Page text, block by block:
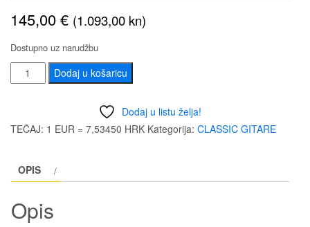
145,00€ (1.093,00 kn)
Dostupno uz narudžbu
CLASSIC
SET
VGS
Dodaj u košaricu
Dodaj u listu želja!
TEČAJ: 1 EUR = 7,53450 HRK Kategorija: CLASSIC GITARE
OPIS
Opis